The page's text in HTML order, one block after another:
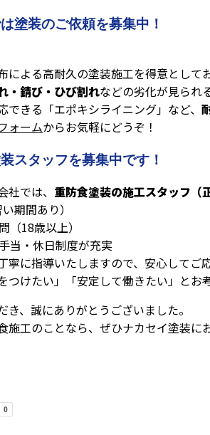
塗装のご依頼を募集中！
による高耐久の塗装施工を得意としてお
・錆び・ひび割れなどの劣化が見られ
できる「エポキシライニング」など、
ォームからお気軽にどうぞ！
スタッフを募集中です！
社では、 重防食塗装の施工スタッフ（
期間あり）
（18歳以上）
当・休日制度が充実
寧に指導いたしますので、安心してご
つけたい」「安定して働きたい」とお
き、誠にありがとうございました。
施工のことなら、ぜひナカセイ塗装に